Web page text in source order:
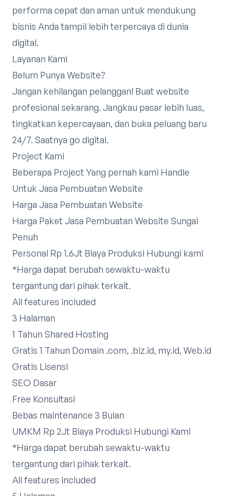
performa cepat dan aman untuk mendukung
bisnis Anda tampil lebih terpercaya di dunia
digital.
Layanan Kami
Belum Punya Website?
Jangan kehilangan pelanggan! Buat website
profesional sekarang. Jangkau pasar lebih luas,
tingkatkan kepercayaan, dan buka peluang baru
24/7. Saatnya go digital.
Project Kami
Beberapa Project Yang pernah kami Handle
Untuk Jasa Pembuatan Website
Harga Jasa Pembuatan Website
Harga Paket Jasa Pembuatan Website Sungai
Penuh
Personal Rp 1.6Jt Biaya Produksi Hubungi kami
*Harga dapat berubah sewaktu-waktu
tergantung dari pihak terkait.
All features included
3 Halaman
1 Tahun Shared Hosting
Gratis 1 Tahun Domain .com, .biz.id, my.id, Web.id
Gratis Lisensi
SEO Dasar
Free Konsultasi
Bebas maintenance 3 Bulan
UMKM Rp 2Jt Biaya Produksi Hubungi Kami
*Harga dapat berubah sewaktu-waktu
tergantung dari pihak terkait.​
All features included